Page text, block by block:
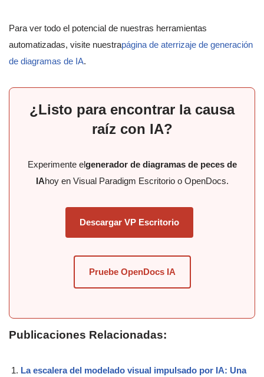
Para ver todo el potencial de nuestras herramientas
automatizadas, visite nuestrapágina de aterrizaje de generación
de diagramas de IA.
¿Listo para encontrar la causa
raíz con IA?
Experimente elgenerador de diagramas de peces de
IAhoy en Visual Paradigm Escritorio o OpenDocs.
Descargar VP Escritorio
Pruebe OpenDocs IA
Publicaciones Relacionadas:
La escalera del modelado visual impulsado por IA: Una